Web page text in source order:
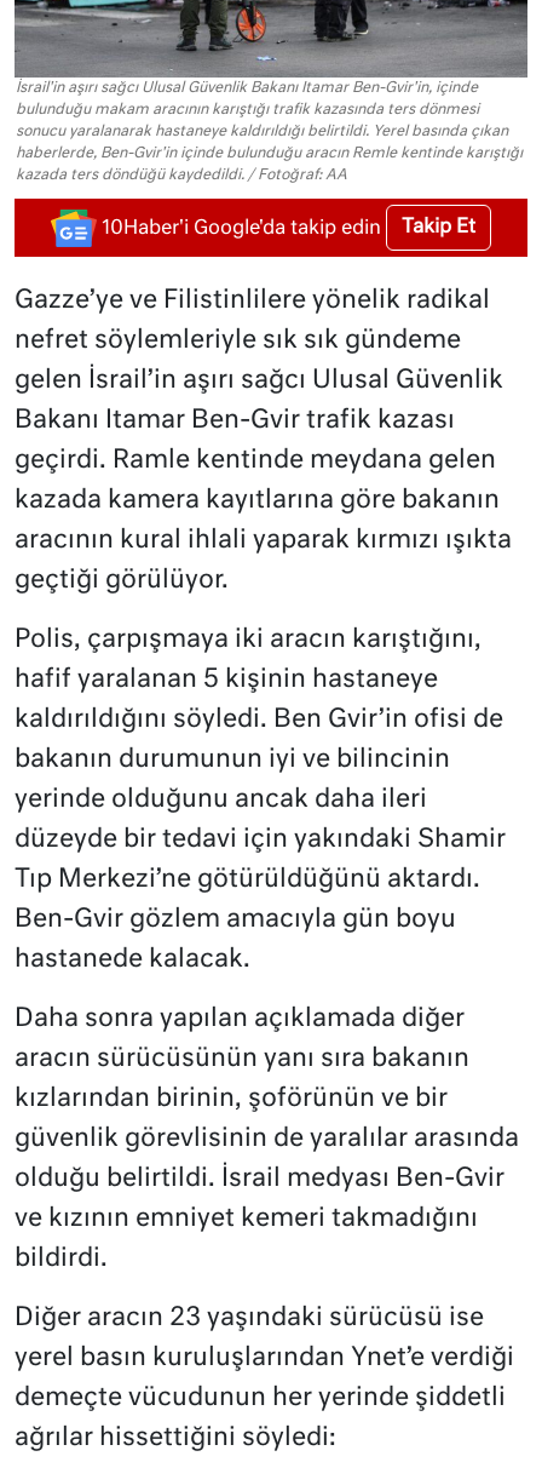
İsrail'in aşırı sağcı Ulusal Güvenlik Bakanı Itamar Ben-Gvir'in, içinde
bulunduğu makam aracının karıştığı trafik kazasında ters dönmesi
sonucu yaralanarak hastaneye kaldırıldığı belirtildi. Yerel basında çıkan
haberlerde, Ben-Gvir'in içinde bulunduğu aracın Remle kentinde karıştığı
kazada ters döndüğü kaydedildi. / Fotoğraf: AA
10Haber'i Google'da takip edin Takip Et
Gazze’ye ve Filistinlilere yönelik radikal
nefret söylemleriyle sık sık gündeme
gelen İsrail’in aşırı sağcı Ulusal Güvenlik
Bakanı Itamar Ben-Gvir trafik kazası
geçirdi. Ramle kentinde meydana gelen
kazada kamera kayıtlarına göre bakanın
aracının kural ihlali yaparak kırmızı ışıkta
geçtiği görülüyor.
Polis, çarpışmaya iki aracın karıştığını,
hafif yaralanan 5 kişinin hastaneye
kaldırıldığını söyledi. Ben Gvir’in ofisi de
bakanın durumunun iyi ve bilincinin
yerinde olduğunu ancak daha ileri
düzeyde bir tedavi için yakındaki Shamir
Tıp Merkezi’ne götürüldüğünü aktardı.
Ben-Gvir gözlem amacıyla gün boyu
hastanede kalacak.
Daha sonra yapılan açıklamada diğer
aracın sürücüsünün yanı sıra bakanın
kızlarından birinin, şoförünün ve bir
güvenlik görevlisinin de yaralılar arasında
olduğu belirtildi. İsrail medyası Ben-Gvir
ve kızının emniyet kemeri takmadığını
bildirdi.
Diğer aracın 23 yaşındaki sürücüsü ise
yerel basın kuruluşlarından Ynet’e verdiği
demeçte vücudunun her yerinde şiddetli
ağrılar hissettiğini söyledi: